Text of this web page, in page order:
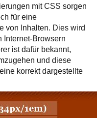
mit CSS sorgen
für eine
von Inhalten. Dies wird
Internet-Browsern
ist dafür bekannt,
und diese
korrekt dargestellte